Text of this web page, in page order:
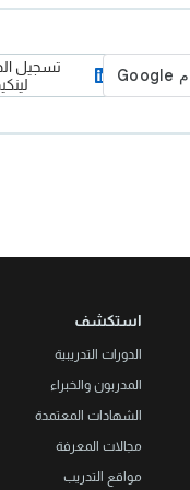
تسجيل
استكشف
الدورات التدريبية
المدربون والخبراء
الشهادات المعتمدة
مجالات المعرفة
مواقع التدريب